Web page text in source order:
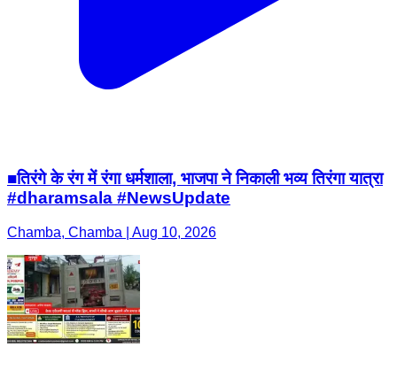
■तिरंगे के रंग में रंगा धर्मशाला, भाजपा ने निकाली भव्य तिरंगा यात्रा
#dharamsala #NewsUpdate
Chamba, Chamba | Aug 10, 2026